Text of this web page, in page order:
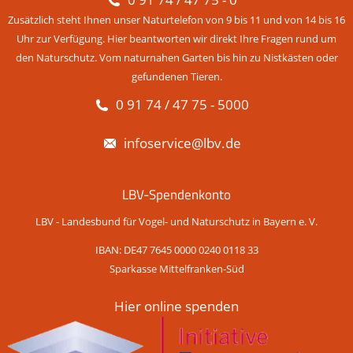
Zusätzlich steht Ihnen unser Naturtelefon von 9 bis 11 und von 14 bis 16
Uhr zur Verfügung. Hier beantworten wir direkt Ihre Fragen rund um
den Naturschutz. Vom naturnahen Garten bis hin zu Nistkästen oder
gefundenen Tieren.
0 91 74 / 47 75 - 5000
infoservice@lbv.de
LBV-Spendenkonto
LBV - Landesbund für Vogel- und Naturschutz in Bayern e. V.
IBAN: DE47 7645 0000 0240 0118 33
Sparkasse Mittelfranken-Süd
Hier online spenden